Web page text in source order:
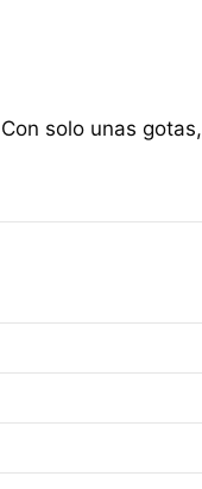
solo unas